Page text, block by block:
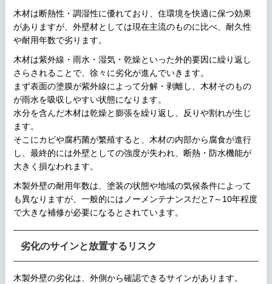
木材は断熱性・調湿性に優れており、住環境を快適に保つ効果
がありますが、外壁材としては現在主流のものに比べ、耐久性
や耐用年数で劣ります。
木材は紫外線・雨水・湿気・乾燥といった外的要因に繰り返し
さらされることで、徐々に劣化が進んでいきます。
まず表面の塗膜が紫外線によって分解・剥離し、木材そのもの
が雨水を吸収しやすい状態になります。
水分を含んだ木材は乾燥と膨張を繰り返し、反りや割れが生じ
ます。
そこにカビや腐朽菌が繁殖すると、木材の内部から腐食が進行
し、最終的には外壁としての強度が失われ、断熱・防水機能が
大きく損なわれます。
木製外壁の耐用年数は、塗装の状態や地域の気候条件によって
も異なりますが、一般的にはノーメンテナンスだと7～10年程度
で大きな補修が必要になるとされています。
劣化のサインと放置するリスク
木製外壁の劣化は、外側から確認できるサインがあります。